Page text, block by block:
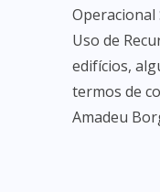
Operacional
Uso de
edifícios,
termos de
Amadeu